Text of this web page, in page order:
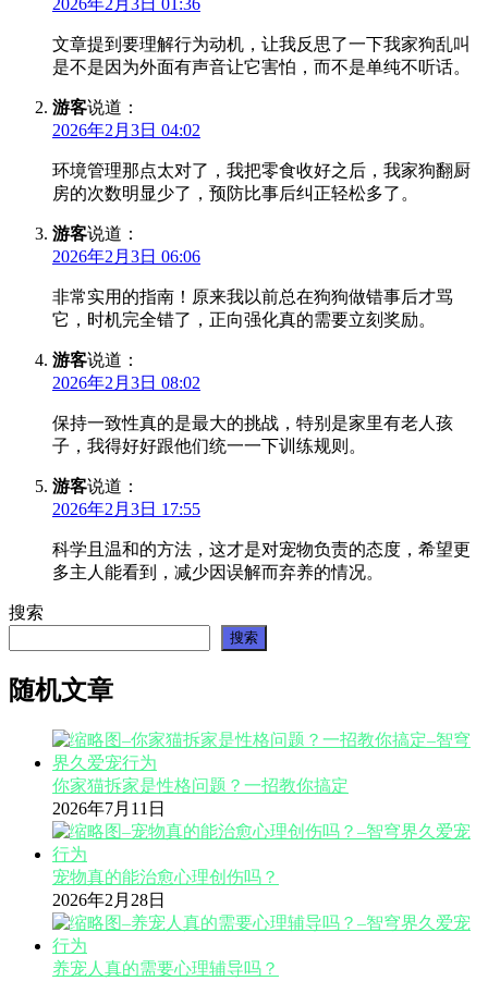
2026年2月3日 01:36
文章提到要理解行为动机，让我反思了一下我家狗乱叫
是不是因为外面有声音让它害怕，而不是单纯不听话。
游客说道：
2026年2月3日 04:02
环境管理那点太对了，我把零食收好之后，我家狗翻厨
房的次数明显少了，预防比事后纠正轻松多了。
游客说道：
2026年2月3日 06:06
非常实用的指南！原来我以前总在狗狗做错事后才骂
它，时机完全错了，正向强化真的需要立刻奖励。
游客说道：
2026年2月3日 08:02
保持一致性真的是最大的挑战，特别是家里有老人孩
子，我得好好跟他们统一一下训练规则。
游客说道：
2026年2月3日 17:55
科学且温和的方法，这才是对宠物负责的态度，希望更
多主人能看到，减少因误解而弃养的情况。
搜索
搜索
随机文章
你家猫拆家是性格问题？一招教你搞定
2026年7月11日
宠物真的能治愈心理创伤吗？
2026年2月28日
养宠人真的需要心理辅导吗？